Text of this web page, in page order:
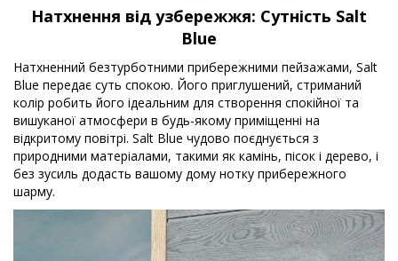
Натхнення від узбережжя: Сутність Salt
Blue
Натхненний безтурботними прибережними пейзажами, Salt
Blue передає суть спокою. Його приглушений, стриманий
колір робить його ідеальним для створення спокійної та
вишуканої атмосфери в будь-якому приміщенні на
відкритому повітрі. Salt Blue чудово поєднується з
природними матеріалами, такими як камінь, пісок і дерево, і
без зусиль додасть вашому дому нотку прибережного
шарму.